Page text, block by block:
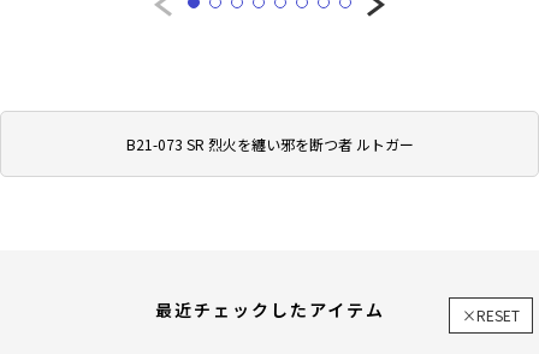
B21-073 SR 烈火を纏い邪を断つ者 ルトガー
最近チェックしたアイテム ×RESET